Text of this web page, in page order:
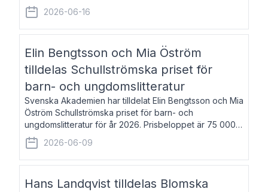
fri vistelse i Akademiens lägenhet i Berlin. Elisabeth
Åsbrink, född 1965 oc
2026-06-16
Elin Bengtsson och Mia Öström
tilldelas Schullströmska priset för
barn- och ungdomslitteratur
Svenska Akademien har tilldelat Elin Bengtsson och Mia
Öström Schullströmska priset för barn- och
ungdomslitteratur för år 2026. Prisbeloppet är 75 000
kronor vardera. Elin Bengtsson, född 1987, är författare
och forskare i genusvetenskap.
2026-06-09
Hans Landqvist tilldelas Blomska